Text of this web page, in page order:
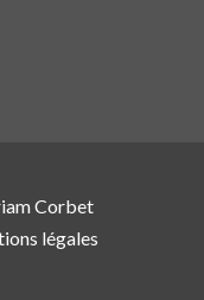
Corbet
légales